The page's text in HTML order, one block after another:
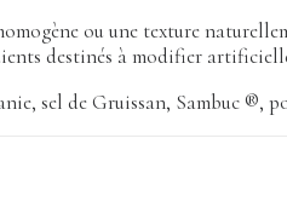
ou une texture
destinés à modifier
sel de Gruissan, Sambuc ®,